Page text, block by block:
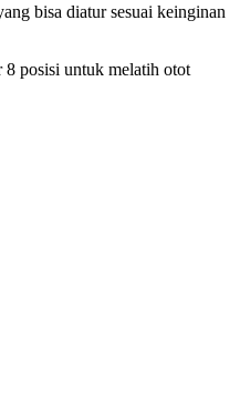
bisa diatur sesuai keinginan
posisi untuk melatih otot